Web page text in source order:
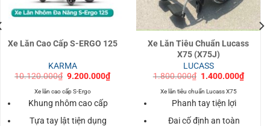
Xe Lăn Cao Cấp S-ERGO 125
KARMA
10.120.000₫ Giá
là:
10.120.000₫.
9.200.000₫Giá
hiện
9.200.000₫.
Xe lăn cao cấp S-Ergo
Khung nhôm cao cấp
Tựa tay lật tiện dụng
Xe Lăn Tiêu Chuẩn Lucass
X75 (X75J)
LUCASS
1.800.000₫ Giá
là:
1.800.000₫.
1.400.000₫Giá
hiện
Xe lăn tiêu chuẩn Lucass X75
Phanh tay tiện lợi
Đai cố định an toàn